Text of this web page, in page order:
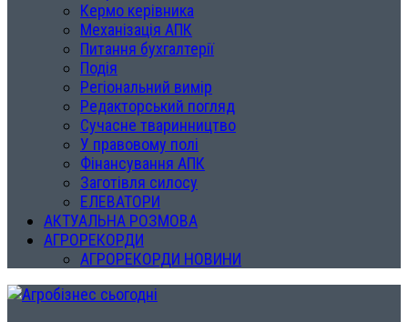
Кермо керівника
Механізація АПК
Питання бухгалтерії
Подія
Регіональний вимір
Редакторський погляд
Сучасне тваринництво
У правовому полі
Фінансування АПК
Заготівля силосу
ЕЛЕВАТОРИ
АКТУАЛЬНА РОЗМОВА
АГРОРЕКОРДИ
АГРОРЕКОРДИ НОВИНИ